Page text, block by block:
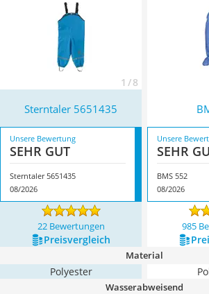
1 / 8
Sterntaler 5651435
Unsere Bewertung
SEHR GUT
Sterntaler 5651435
08/2026
Unsere
SEHR
BMS 552
08/2026
22 Bewertungen 985
Preis­vergleich
Material
Polyester
Wasserabweisend